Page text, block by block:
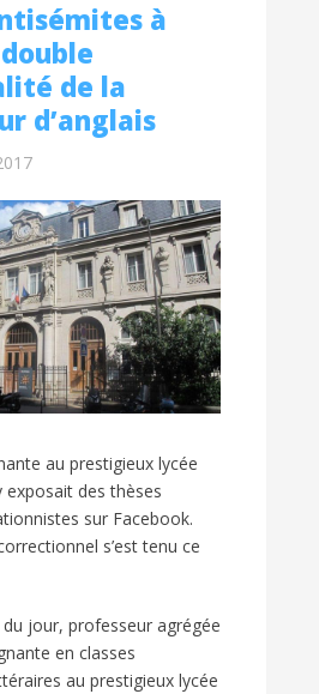
à
de la
d’anglais
au prestigieux lycée
exposait des thèses
sur Facebook.
s’est tenu ce
du jour, professeur agrégée
en classes
au prestigieux lycée